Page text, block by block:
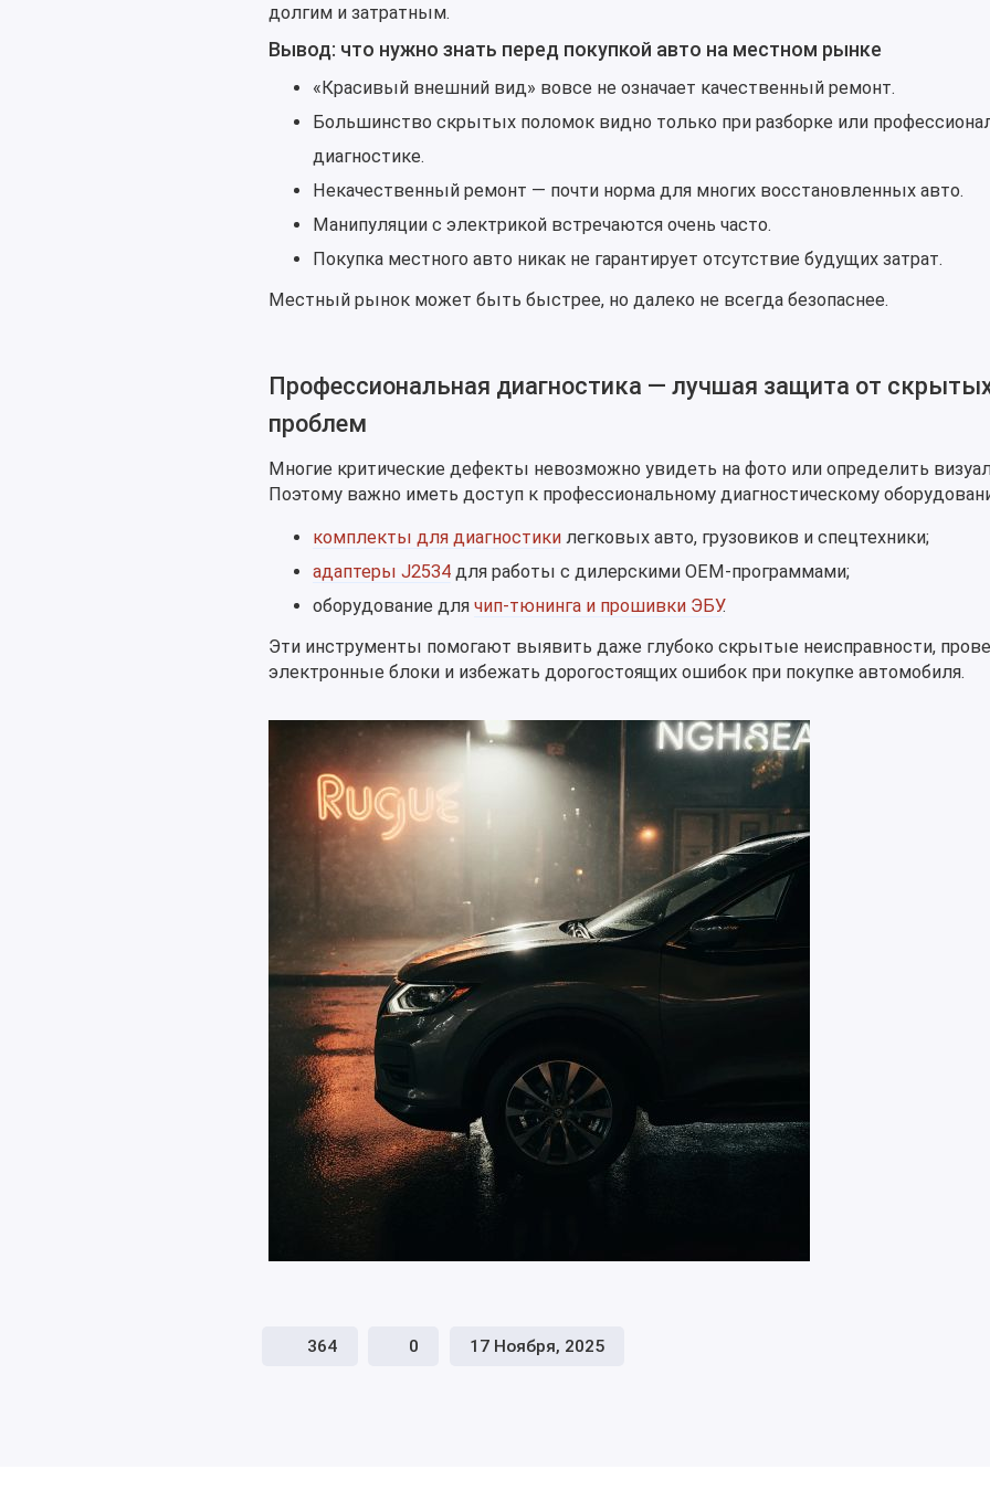
долгим и затратным.
Вывод: что нужно знать перед покупкой авто на местном рынке
«Красивый внешний вид» вовсе не означает качественный ремонт.
Большинство скрытых поломок видно только при разборке или
диагностике.
Некачественный ремонт — почти норма для многих восстановленных авто.
Манипуляции с электрикой встречаются очень часто.
Покупка местного авто никак не гарантирует отсутствие будущих затрат.
Местный рынок может быть быстрее, но далеко не всегда безопаснее.
Профессиональная диагностика — лучшая защита от
проблем
Многие критические дефекты невозможно увидеть на фото или определить
Поэтому важно иметь доступ к профессиональному диагностическому
комплекты для диагностикилегковых авто, грузовиков и спецтехники;
адаптеры J2534для работы с дилерскими OEM-программами;
оборудование для чип-тюнинга и прошивки ЭБУ.
Эти инструменты помогают выявить даже глубоко скрытые неисправности,
электронные блоки и избежать дорогостоящих ошибок при покупке автомобиля.
364 0 17 Ноября, 2025